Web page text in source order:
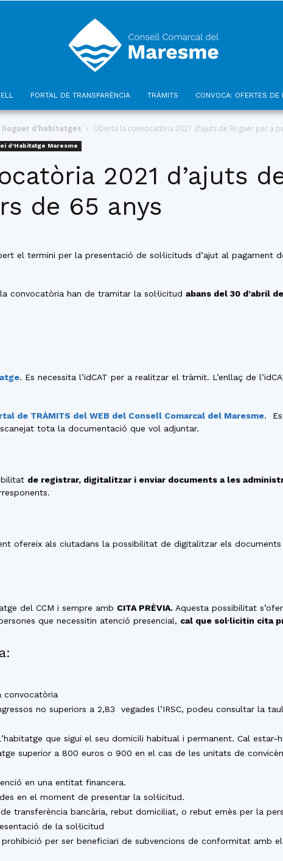
PORTAL DE TRANSPARÈNCIA TRÀMITS CONVOCA: OFERTES DE
lloguer d'habitatges Oberta la convocatòria 2021 d’ajuts de lloguer per a
d'Habitatge Maresme
2021 d’ajuts
de 65 anys
el termini per la presentació de sol·licituds d’ajut al pagament
convocatòria han de tramitar la sol·licitud abans del 30 d’abril
. Es necessita l’idCAT per a realitzar el tràmit. L’enllaç de
de TRÀMITS del WEB del Consell Comarcal del Maresme. Es
tota la documentació que vol adjuntar.
de registrar, digitalitzar i enviar documents a les
ofereix als ciutadans la possibilitat de digitalitzar els
del CCM i sempre amb CITA PRÈVIA. Aquesta possibilitat
que necessitin atenció presencial, cal que sol·licitin cita
convocatòria
no superiors a 2,83 vegades l’IRSC, podeu consultar la
que sigui el seu domicili habitual i permanent. Cal estar-
superior a 800 euros o 900 en el cas de les unitats de
en una entitat financera.
en el moment de presentar la sol·licitud.
transferència bancària, rebut domiciliat, o rebut emès per la
de la sol·licitud
per ser beneficiari de subvencions de conformitat amb